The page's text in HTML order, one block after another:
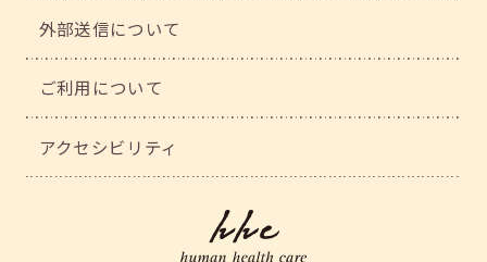
外部送信について
ご利用について
アクセシビリティ